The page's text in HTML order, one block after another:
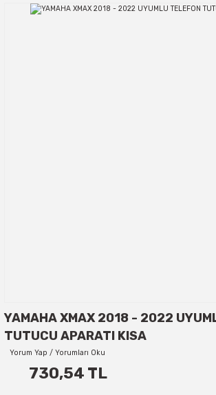
YAMAHA XMAX 2018 - 2022
TUTUCU APARATI KISA
Yorum Yap / Yorumları Oku
730,54 TL